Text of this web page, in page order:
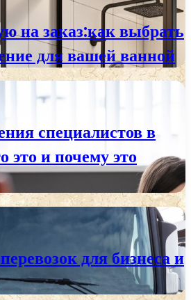
на заказ:как выбрать
для вашей ванной
специалистов в
это и почему это
для бизнеса и